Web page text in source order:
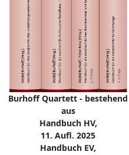
Burhoff Quartett - bestehend
aus
Handbuch HV,
11. Aufl. 2025
Handbuch EV,